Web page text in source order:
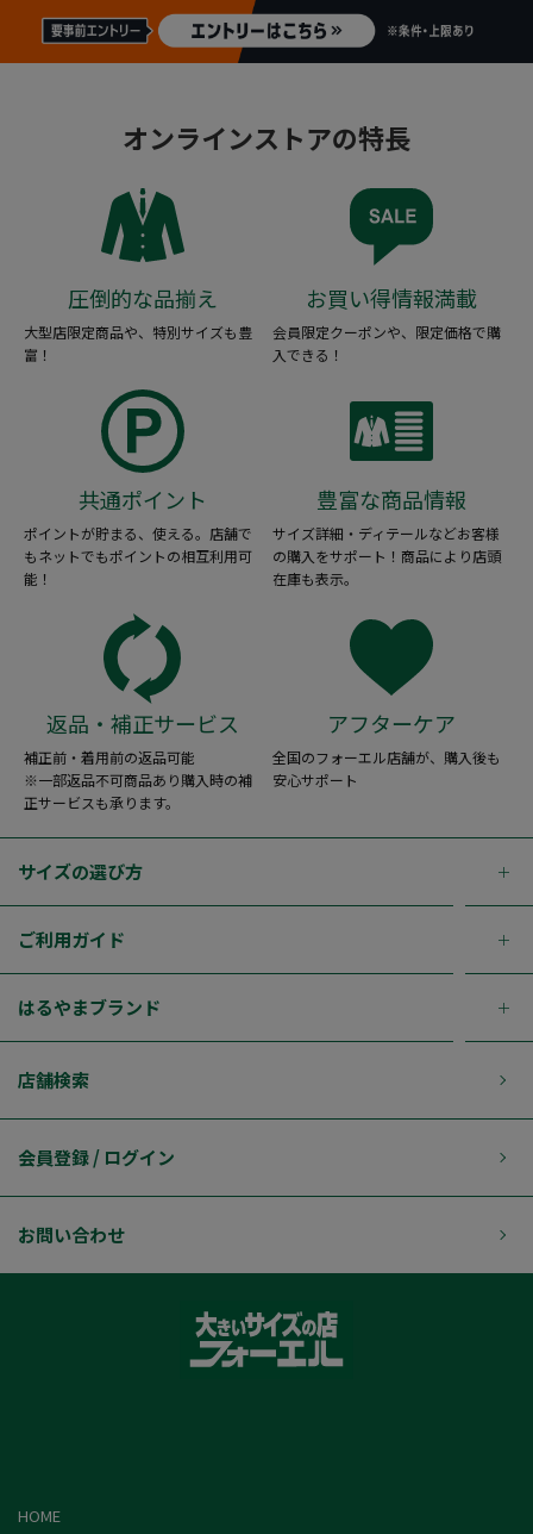
オンラインストアの特長
圧倒的な品揃え
大型店限定商品や、特別サイズも豊
富！
お買い得情報満載
会員限定クーポンや、限定価格で購
入できる！
共通ポイント
ポイントが貯まる、使える。店舗で
もネットでもポイントの相互利用可
能！
豊富な商品情報
サイズ詳細・ディテールなどお客様
の購入をサポート！商品により店頭
在庫も表示。
返品・補正サービス
補正前・着用前の返品可能
※一部返品不可商品あり購入時の補
正サービスも承ります。
アフターケア
全国のフォーエル店舗が、購入後も
安心サポート
サイズの選び方
ご利用ガイド
はるやまブランド
店舗検索
会員登録 / ログイン
お問い合わせ
HOME